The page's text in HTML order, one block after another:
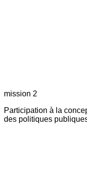
mission 2
Participation à la
des politiques